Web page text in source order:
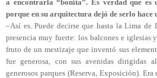
a encontrarla “bonita”. Es verdad que
porque en su arquitectura dejó de serlo hace
–Así es. Puede decirse que hasta la Lima
presencia muy fuerte: los balcones e iglesias
fruto de un mestizaje que inventó sus
fue generosa, con sus avenidas dirigidas
generosos parques (Reserva, Exposición).